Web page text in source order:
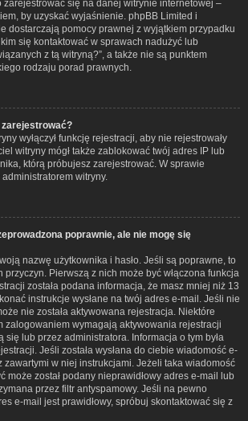
się na danej witrynie internetowej –
by uzyskać wyjaśnienie. phpBB Limited i
dostarczają pomocy prawnej z wyjątkiem przypadku
się kontaktować w sprawach nadużyć lub
z tą witryną?”, a także nie są punktem
rodzaju porad prawnych.
zarejestrować?
wyłączył funkcję rejestracji, aby nie rejestrowały
witryny mógł także zablokować twój adres IP lub
którą próbujesz zarejestrować. W sprawie
witryny.
poprawnie, ale nie mogę się
nazwę użytkownika i hasło. Jeśli są poprawne, to
przyczyn. Pierwszą z nich może być włączona funkcja
została podana informacja, że masz mniej niż 13
instrukcje wysłane na twój adres e-mail. Jeśli nie
nie została aktywowana rejestracja. Niektóre
zalogowaniem wymagają aktywowania rejestracji
się lub przez administratora. Informacja o tym była
Jeśli została wysłana do ciebie wiadomość e-
zawartymi w niej instrukcjami. Jeżeli taka wiadomość
może został podany nieprawidłowy adres e-mail lub
przez filtr antyspamowy. Jeśli na pewno
e-mail jest prawidłowy, spróbuj skontaktować się z